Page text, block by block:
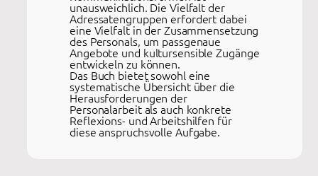
unausweichlich. Die Vielfalt der
Adressatengruppen erfordert dabei
eine Vielfalt in der Zusammensetzung
des Personals, um passgenaue
Angebote und kultursensible Zugänge
entwickeln zu können.
Das Buch bietet sowohl eine
systematische Übersicht über die
Herausforderungen der
Personalarbeit als auch konkrete
Reflexions- und Arbeitshilfen für
diese anspruchsvolle Aufgabe.